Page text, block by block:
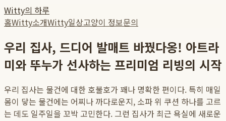
Witty의 하루
홈Witty소개Witty일상고양이 정보문의
우리 집사, 드디어 발매트 바꿨다옹! 아트라
미와 뚜누가 선사하는 프리미엄 리빙의 시작
우리 집사는 물건에 대한 호불호가 꽤나 명확한 편이다. 특히 매일
몸이 닿는 물건에는 어찌나 까다로운지, 소파 위 쿠션 하나를 고르
는 데도 일주일을 꼬박 고민한다. 그런 집사가 최근 욕실에 새로운